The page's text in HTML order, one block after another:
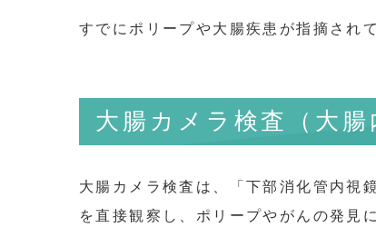
すでにポリープや大腸疾患が指摘され
大腸カメラ検査（大
大腸カメラ検査は、「下部消化管内視
を直接観察し、ポリープやがんの発見